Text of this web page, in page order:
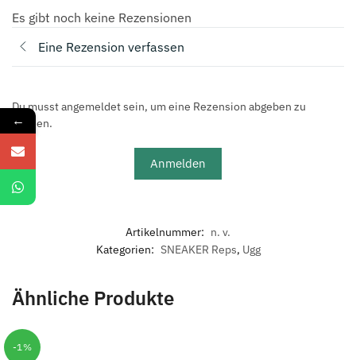
Menge
Es gibt noch keine Rezensionen
Eine Rezension verfassen
Du musst angemeldet sein, um eine Rezension abgeben zu
können.
Anmelden
Artikelnummer: n. v.
Kategorien: SNEAKER Reps, Ugg
Ähnliche Produkte
-1%
←